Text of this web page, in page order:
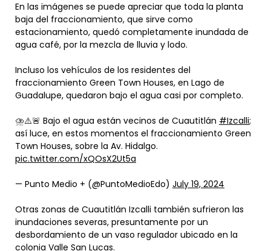
En las imágenes se puede apreciar que toda la planta
baja del fraccionamiento, que sirve como
estacionamiento, quedó completamente inundada de
agua café, por la mezcla de lluvia y lodo.
Incluso los vehículos de los residentes del
fraccionamiento Green Town Houses, en Lago de
Guadalupe, quedaron bajo el agua casi por completo.
⛈⚠️🚨 Bajo el agua están vecinos de Cuautitlán #Izcalli;
así luce, en estos momentos el fraccionamiento Green
Town Houses, sobre la Av. Hidalgo.
pic.twitter.com/xQOsX2Ut5a
— Punto Medio + (@PuntoMedioEdo) July 19, 2024
Otras zonas de Cuautitlán Izcalli también sufrieron las
inundaciones severas, presuntamente por un
desbordamiento de un vaso regulador ubicado en la
colonia Valle San Lucas.